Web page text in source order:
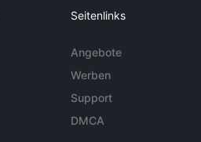
Seitenlinks
Angebote
Werben
Support
DMCA